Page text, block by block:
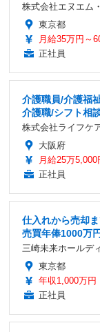
株式会社エヌエム
東京都
月給35万円～
正社員
介護職員/介護福
介護職/シフト相
株式会社ライフケ
大阪府
月給25万
正社員
仕入れから売却
売買年俸1000万
三崎未来ホールデ
東京都
年収1,000万円
正社員